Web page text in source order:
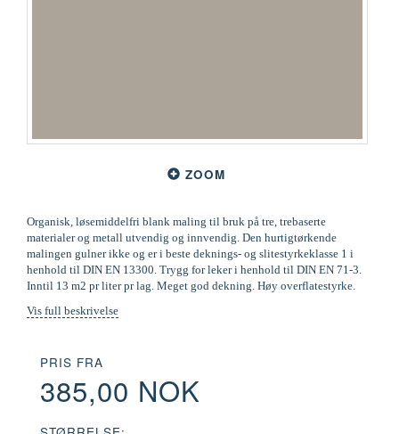
ZOOM
Organisk, løsemiddelfri blank maling til bruk på tre, trebaserte
materialer og metall utvendig og innvendig. Den hurtigtørkende
malingen gulner ikke og er i beste deknings- og slitestyrkeklasse 1 i
henhold til DIN EN 13300. Trygg for leker i henhold til DIN EN 71-3.
Inntil 13 m2 pr liter pr lag. Meget god dekning. Høy overflatestyrke.
Vis full beskrivelse
PRIS FRA
385,00 NOK